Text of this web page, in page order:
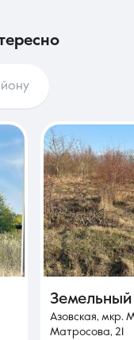
Земельный
Азовская, мкр.
Матросова, 21